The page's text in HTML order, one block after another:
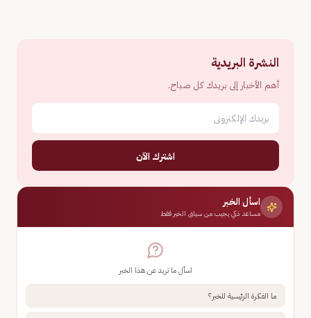
النشرة البريدية
أهم الأخبار إلى بريدك كل صباح.
اشترك الآن
اسأل الخبر
مساعد ذكي يجيب من سياق الخبر فقط
اسأل ما تريد عن هذا الخبر
ما الفكرة الرئيسية للخبر؟